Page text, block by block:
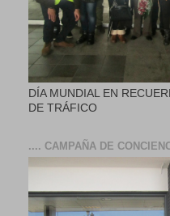
DÍA MUNDIAL EN
DE TRÁFICO
.... CAMPAÑA DE